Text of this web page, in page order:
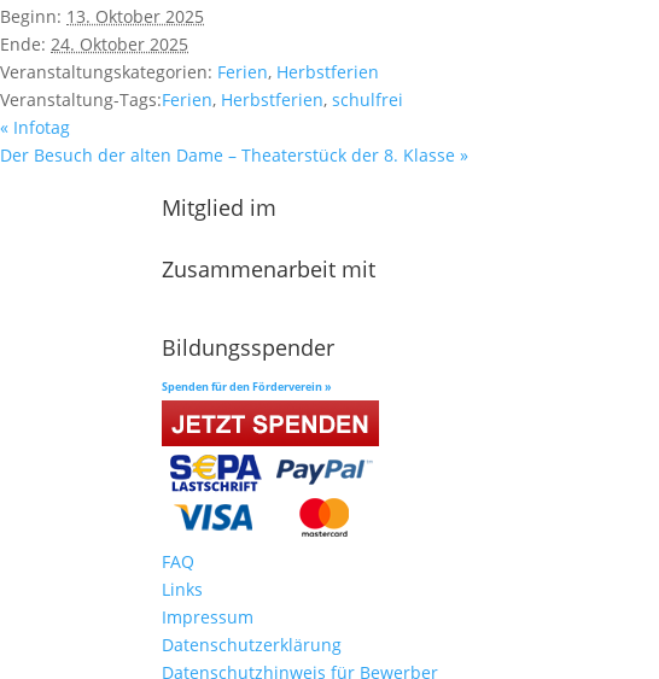
Beginn: 13. Oktober 2025
Ende: 24. Oktober 2025
Veranstaltungskategorien: Ferien, Herbstferien
Veranstaltung-Tags:Ferien, Herbstferien, schulfrei
« Infotag
Der Besuch der alten Dame – Theaterstück der 8. Klasse »
Mitglied im
Zusammenarbeit mit
Bildungsspender
Spenden für den Förderverein »
FAQ
Links
Impressum
Datenschutzerklärung
Datenschutzhinweis für Bewerber